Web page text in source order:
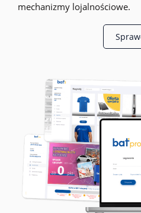
mechanizmy lojalnościowe.